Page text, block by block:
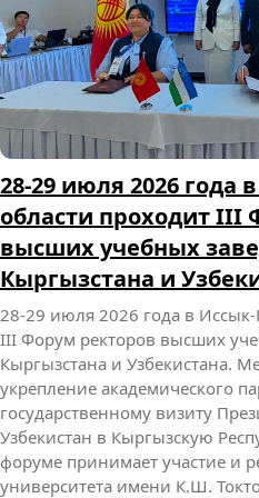
О СПОРТИВНЫХ
О СПОРТИВНЫХ УСПЕХАХ
июля этого года на Иссык-Куле
Kyrgyzstan National Jiu Jitsu
официальный национальный
в Кыргызстане под эгидой
Abu Dhabi Jiu Jitsu Pro.
университета имени К.Ш.
«Экономика», профилю
группа ФК-1-25М)
Admin